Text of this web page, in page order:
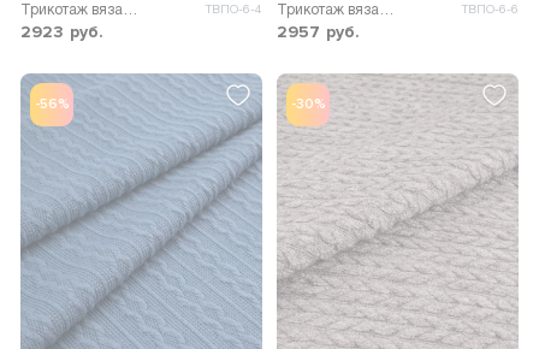
ТВПО-6-4
2923 руб.
ТВПО-6-6
2957 руб.
-56% -30%